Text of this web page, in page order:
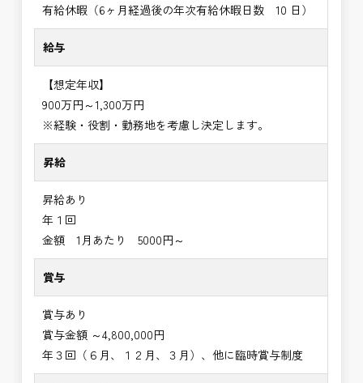
有給休暇（6ヶ月経過後の年次有給休暇日数 10 日）
給与
【想定年収】
900万円～1,300万円
※経験・役割・勤務地を考慮し決定します。
昇給
昇給あり
年１回
金額 1月あたり 5000円～
賞与
賞与あり
賞与金額 ～4,800,000円
年３回（６月、１２月、３月）、他に臨時賞与制度